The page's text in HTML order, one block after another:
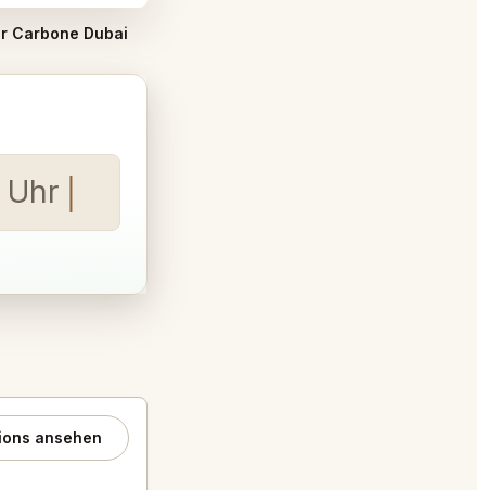
Carbone Dubai
ansehen